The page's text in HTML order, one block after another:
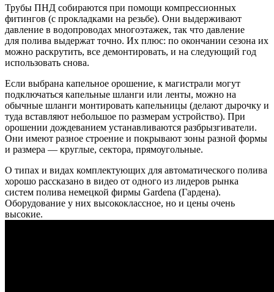
Трубы ПНД собираются при помощи компрессионных
фитингов (с прокладками на резьбе). Они выдерживают
давление в водопроводах многоэтажек, так что давление
для полива выдержат точно. Их плюс: по окончании сезона их
можно раскрутить, все демонтировать, и на следующий год
использовать снова.
Если выбрана капельное орошение, к магистрали могут
подключаться капельные шланги или ленты, можно на
обычные шланги монтировать капельницы (делают дырочку и
туда вставляют небольшое по размерам устройство). При
орошении дождеванием устанавливаются разбрызгиватели.
Они имеют разное строение и покрывают зоны разной формы
и размера — круглые, сектора, прямоугольные.
О типах и видах комплектующих для автоматического полива
хорошо рассказано в видео от одного из лидеров рынка
систем полива немецкой фирмы Gardena (Гардена).
Оборудование у них высококлассное, но и цены очень
высокие.